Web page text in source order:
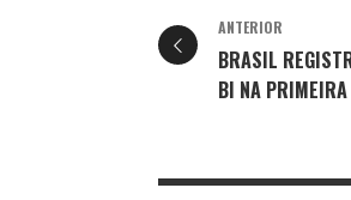
ANTERIOR
BRASIL
BI NA PRIMEIRA